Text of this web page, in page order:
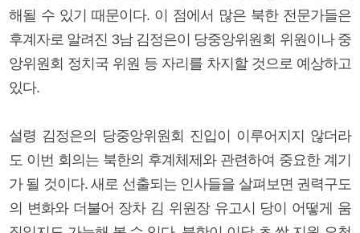
해될 수 있기 때문이다. 이 점에서 많은 북한 전문가들은
후계자로 알려진 3남 김정은이 당중앙위원회 위원이나 중
앙위원회 정치국 위원 등 자리를 차지할 것으로 예상하고
있다.
설령 김정은의 당중앙위원회 진입이 이루어지지 않더라
도 이번 회의는 북한의 후계체제와 관련하여 중요한 계기
가 될 것이다. 새로 선출되는 인사들을 살펴보면 권력구도
의 변화와 더불어 장차 김 위원장 유고시 당이 어떻게 움